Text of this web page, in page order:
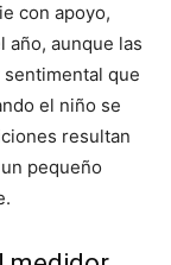
con apoyo,
año, aunque las
que
el niño se
resultan
pequeño